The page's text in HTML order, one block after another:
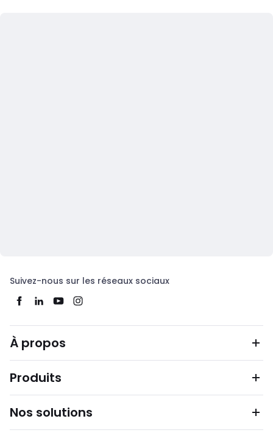
Suivez-nous sur les réseaux sociaux
À propos
Produits
Nos solutions